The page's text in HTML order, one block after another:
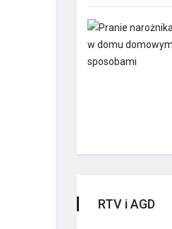
RTV i AGD